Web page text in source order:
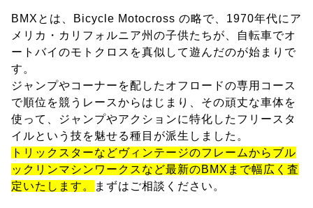
BMXとは、Bicycle Motocross の略で、1970年代にア
メリカ・カリフォルニア州の子供たちが、自転車でオ
ートバイのモトクロスを真似して遊んだのが始まりで
す。
ジャンプやコーナーを配したオフロードの専用コース
で順位を競うレースからはじまり、その頑丈な車体を
使って、ジャンプやアクションに特化したフリースタ
イルという技を魅せる種目が派生しました。
トリックスターなどヴィンテージのフレームからブル
ックリンマシンワークスなど最新のBMXまで幅広く査
定いたします。
まずはご相談ください。